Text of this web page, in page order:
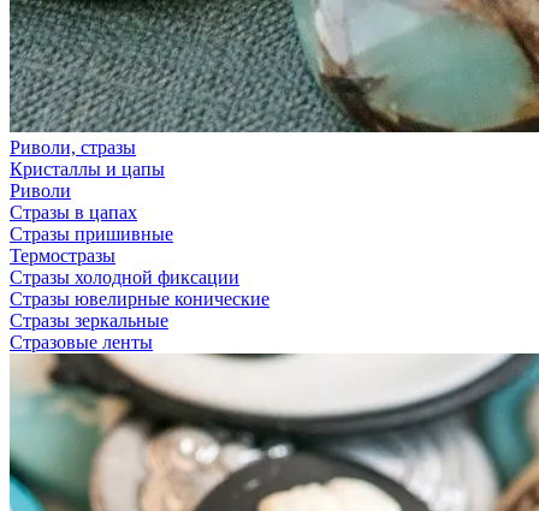
Риволи, стразы
Кристаллы и цапы
Риволи
Стразы в цапах
Стразы пришивные
Термостразы
Стразы холодной фиксации
Стразы ювелирные конические
Стразы зеркальные
Стразовые ленты